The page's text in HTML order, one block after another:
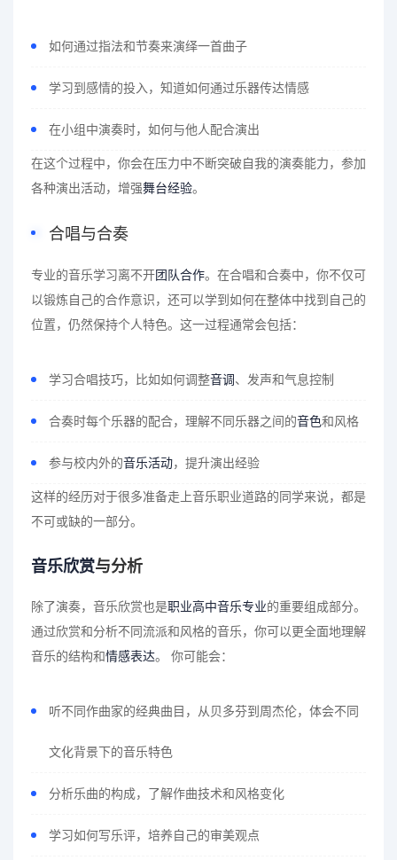
如何通过指法和节奏来演绎一首曲子
学习到感情的投入，知道如何通过乐器传达情感
在小组中演奏时，如何与他人配合演出
在这个过程中，你会在压力中不断突破自我的演奏能力，参加
各种演出活动，增强舞台经验。
合唱与合奏
专业的音乐学习离不开团队合作。在合唱和合奏中，你不仅可
以锻炼自己的合作意识，还可以学到如何在整体中找到自己的
位置，仍然保持个人特色。这一过程通常会包括：
学习合唱技巧，比如如何调整音调、发声和气息控制
合奏时每个乐器的配合，理解不同乐器之间的音色和风格
参与校内外的音乐活动，提升演出经验
这样的经历对于很多准备走上音乐职业道路的同学来说，都是
不可或缺的一部分。
音乐欣赏与分析
除了演奏，音乐欣赏也是职业高中音乐专业的重要组成部分。
通过欣赏和分析不同流派和风格的音乐，你可以更全面地理解
音乐的结构和情感表达。 你可能会：
听不同作曲家的经典曲目，从贝多芬到周杰伦，体会不同
文化背景下的音乐特色
分析乐曲的构成，了解作曲技术和风格变化
学习如何写乐评，培养自己的审美观点